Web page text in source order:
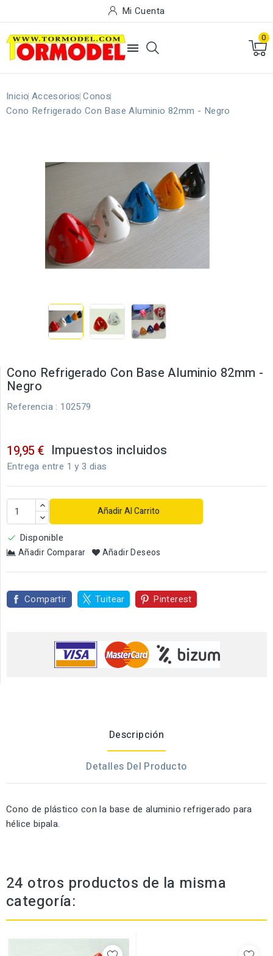
Mi Cuenta

0
Inicio Accesorios Conos
Cono Refrigerado Con Base Aluminio 82mm - Negro
Cono Refrigerado Con Base Aluminio 82mm -
Negro
Referencia : 102579
19,95 € Impuestos incluidos
Entrega entre 1 y 3 dias
Añadir Al Carrito
 Disponible
Añadir Comparar Añadir Deseos
Compartir Tuitear Pinterest
Descripción
Detalles Del Producto
Cono de plástico con la base de aluminio refrigerado para
hélice bipala.
24 otros productos de la misma
categoría: